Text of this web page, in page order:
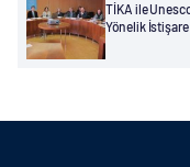
TİKA ile
Yönelik